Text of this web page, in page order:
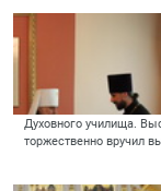
Духовного училища.
торжественно вручил